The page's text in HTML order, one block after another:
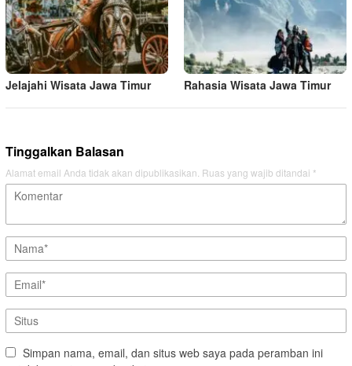
Jelajahi Wisata Jawa Timur Rahasia Wisata Jawa Timur
Tinggalkan Balasan
Alamat email Anda tidak akan dipublikasikan. Ruas yang wajib ditandai *
Simpan nama, email, dan situs web saya pada peramban ini